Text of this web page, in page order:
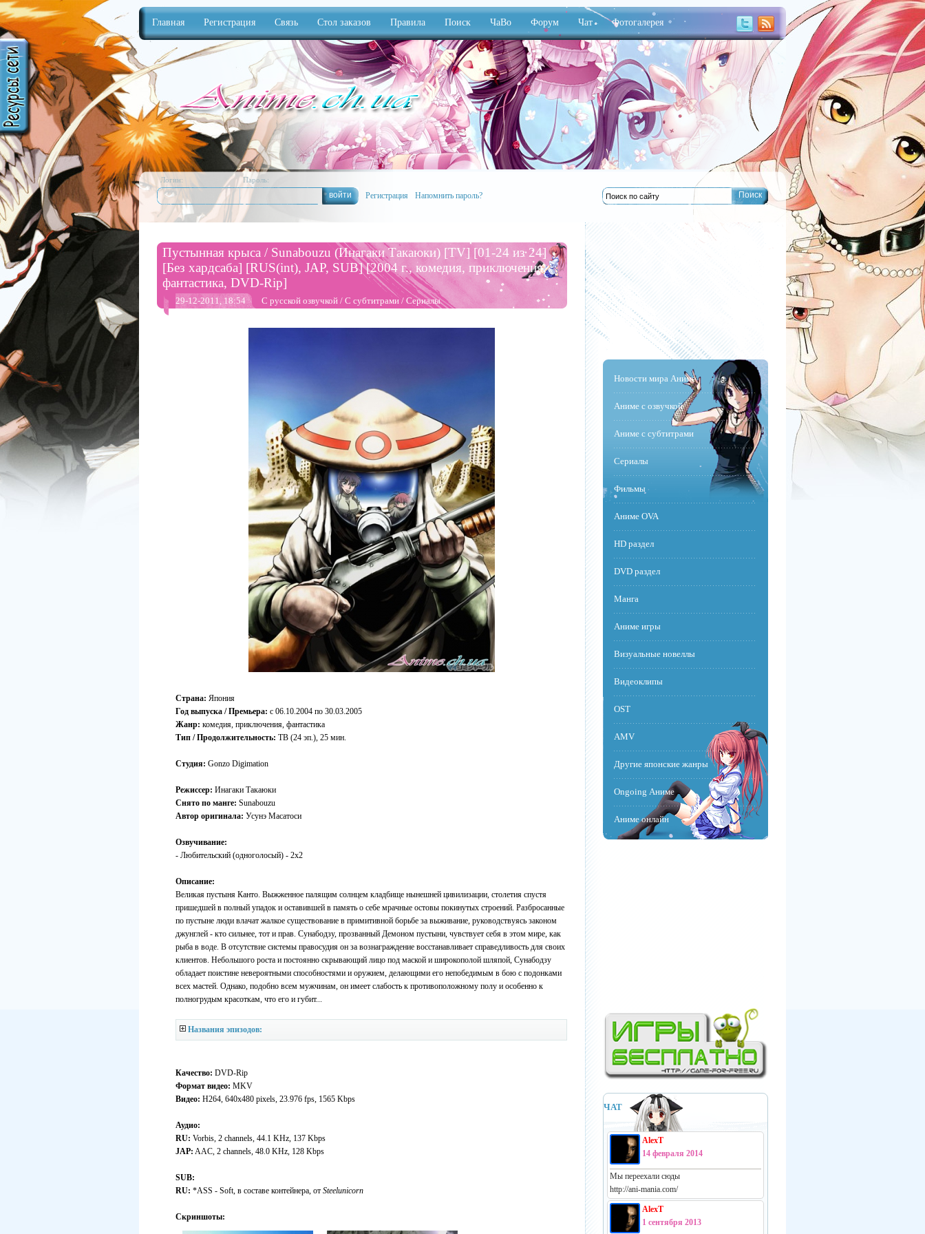
Главная Регистрация Связь Стол заказов Правила Поиск ЧаВо Форум Чат Фотогалерея
Anime
Логин: Пароль:
Регистрация Напомнить пароль?
Пустынная крыса / Sunabouzu (Инагаки Такаюки) [TV] [01-24 из 24]
[Без хардсаба] [RUS(int), JAP, SUB] [2004 г., комедия, приключения,
фантастика, DVD-Rip]
29-12-2011, 18:54 С русской озвучкой / С субтитрами / Сериалы
Страна: Япония
Год выпуска / Премьера: c 06.10.2004 по 30.03.2005
Жанр: комедия, приключения, фантастика
Тип / Продолжительность: ТВ (24 эп.), 25 мин.
Студия: Gonzo Digimation
Режиссер: Инагаки Такаюки
Снято по манге: Sunabouzu
Автор оригинала: Усунэ Масатоси
Озвучивание:
- Любительский (одноголосый) - 2x2
Описание:
Великая пустыня Канто. Выжженное палящим солнцем кладбище нынешней цивилизации, столетия спустя
пришедшей в полный упадок и оставившей в память о себе мрачные остовы покинутых строений. Разбросанные
по пустыне люди влачат жалкое существование в примитивной борьбе за выживание, руководствуясь законом
джунглей - кто сильнее, тот и прав. Сунабодзу, прозванный Демоном пустыни, чувствует себя в этом мире, как
рыба в воде. В отсутствие системы правосудия он за вознаграждение восстанавливает справедливость для своих
клиентов. Небольшого роста и постоянно скрывающий лицо под маской и широкополой шляпой, Сунабодзу
обладает поистине невероятными способностями и оружием, делающими его непобедимым в бою с подонками
всех мастей. Однако, подобно всем мужчинам, он имеет слабость к противоположному полу и особенно к
полногрудым красоткам, что его и губит...
Названия эпизодов:
Качество: DVD-Rip
Формат видео: MKV
Видео: H264, 640x480 pixels, 23.976 fps, 1565 Kbps
Аудио:
RU: Vorbis, 2 channels, 44.1 KHz, 137 Kbps
JAP: AAC, 2 channels, 48.0 KHz, 128 Kbps
SUB:
RU: *ASS - Soft, в составе контейнера, от Steelunicorn
Скриншоты:
Новости мира Аниме
Аниме с озвучкой
Аниме с субтитрами
Сериалы
Фильмы
Аниме OVA
HD раздел
DVD раздел
Манга
Аниме игры
Визуальные новеллы
Видеоклипы
OST
AMV
Другие японские жанры
Ongoing Аниме
Аниме онлайн
ЧАТ
AlexT
14 февраля 2014
Мы переехали сюды
http://ani-mania.com/
AlexT
1 сентября 2013